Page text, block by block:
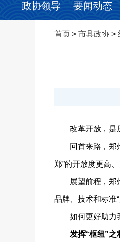
政协领导 要闻动态
首页 > 市县政协 >
改革开放，是历
回首来路，郑州
郑”的开放度更高、
展望前程，郑州
品牌、技术和标准
如何更好助力我
发挥“枢纽”之